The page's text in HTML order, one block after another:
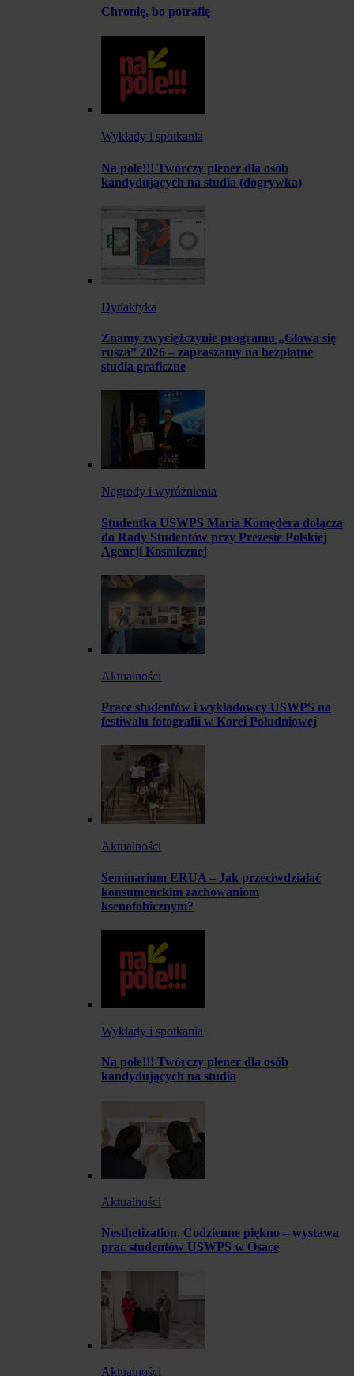
Chronię, bo potrafię
Wykłady i spotkania
Na pole!!! Twórczy plener dla osób
kandydujących na studia (dogrywka)
Dydaktyka
Znamy zwyciężczynie programu „Głowa się
rusza” 2026 – zapraszamy na bezpłatne
studia graficzne
Nagrody i wyróżnienia
Studentka USWPS Maria Komędera dołącza
do Rady Studentów przy Prezesie Polskiej
Agencji Kosmicznej
Aktualności
Prace studentów i wykładowcy USWPS na
festiwalu fotografii w Korei Południowej
Aktualności
Seminarium ERUA – Jak przeciwdziałać
konsumenckim zachowaniom
ksenofobicznym?
Wykłady i spotkania
Na pole!!! Twórczy plener dla osób
kandydujących na studia
Aktualności
Nesthetization. Codzienne piękno – wystawa
prac studentów USWPS w Osace
Aktualności